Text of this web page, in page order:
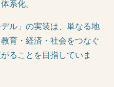
系化。
ル」の実装は、単なる地
育・経済・社会をつなぐ
ることを目指していま